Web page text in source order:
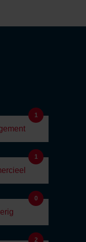
1
1
0
2